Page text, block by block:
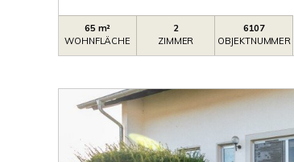
65 m²
WOHNFLÄCHE
2
ZIMMER
6107
OBJEKTNUMMER